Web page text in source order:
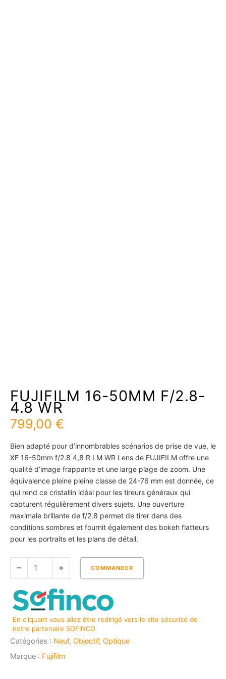
FUJIFILM 16-50MM F/2.8-
4.8 WR
799,00 €
Bien adapté pour d’innombrables scénarios de prise de vue, le
XF 16-50mm f/2.8 4,8 R LM WR Lens de FUJIFILM offre une
qualité d’image frappante et une large plage de zoom. Une
équivalence pleine pleine classe de 24-76 mm est donnée, ce
qui rend ce cristallin idéal pour les tireurs généraux qui
capturent régulièrement divers sujets. Une ouverture
maximale brillante de f/2.8 permet de tirer dans des
conditions sombres et fournit également des bokeh flatteurs
pour les portraits et les plans de détail.
16-
50MM
F/2.8-
4.8
WR
COMMANDER
En cliquant vous allez être redirigé vers le site sécurisé de
notre partenaire SOFINCO
Catégories : Neuf, Objectif, Optique
Marque : Fujifilm